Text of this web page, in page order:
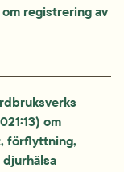
registrering av
om
förflyttning,